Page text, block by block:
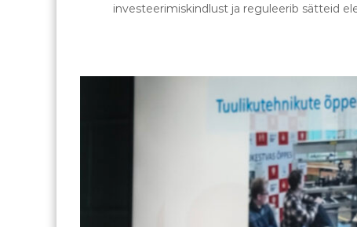
investeerimiskindlust ja reguleerib sätteid